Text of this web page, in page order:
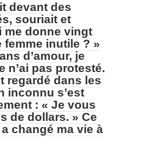
devant des
souriait et
me donne vingt
inutile ? »
d’amour, je
n’ai pas protesté.
regardé dans les
inconnu s’est
: « Je vous
de dollars. » Ce
changé ma vie à